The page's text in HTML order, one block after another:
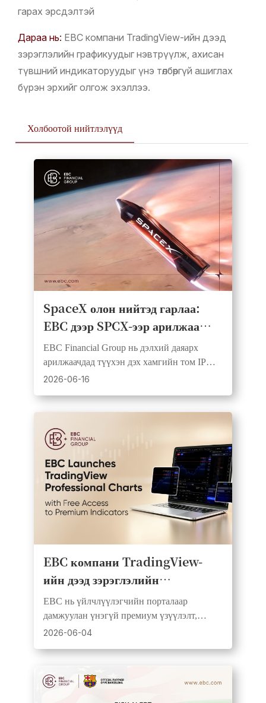
гарах эрсдэлтэй
Дараа нь: EBC компани TradingView-ийн дээд
зэрэглэлийн графикуудыг нэвтрүүлж, ахисан
түвшний индикаторуудыг үнэ төлбөргүй ашиглах
бүрэн эрхийг олгож эхэллээ.
Холбоотой нийтлэлүүд
SpaceX олон нийтэд гарлаа:
EBC дээр SPCX-ээр арилжаа
хийж, АНУ-ын хувьцаа болон
ETF-үүд дээр комиссгүй
EBC Financial Group нь дэлхий даяарх
арилжаачдад түүхэн дэх хамгийн том IPO-д
арилжааны нээлтээс эхлэн хязгаарлагдмал
2026-06-16
EBC компани TradingView-
ийн дээд зэрэглэлийн
графикуудыг нэвтрүүлж, ахисан
түвшний индикаторуудыг үнэ
төлбөргүй ашиглах бүрэн эрхийг
олгож эхэллээ.
EBC нь үйлчлүүлэгчийн порталаар
дамжуулан үнэгүй премиум үзүүлэлт,
дэвшилтэт график хэрэгсэл, бодит цагийн
2026-06-04